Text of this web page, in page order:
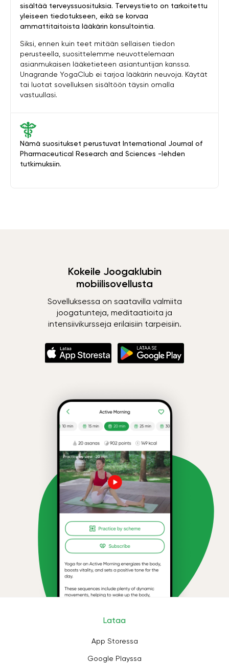
Nämä suositukset perustuvat International Journal of
Pharmaceutical Research and Sciences -lehden
tutkimuksiin.
sisältää terveyssuosituksia. Terveystieto on tarkoitettu
yleiseen tiedotukseen, eikä se korvaa
ammattitaitoista lääkärin konsultointia.
Siksi, ennen kuin teet mitään sellaisen tiedon
perusteella, suosittelemme neuvottelemaan
asianmukaisen lääketieteen asiantuntijan kanssa.
Unagrande YogaClub ei tarjoa lääkärin neuvoja. Käytät
tai luotat sovelluksen sisältöön täysin omalla
vastuullasi.
Kokeile Joogaklubin
mobiilisovellusta
Sovelluksessa on saatavilla valmiita
joogatunteja, meditaatioita ja
intensiivikursseja erilaisiin tarpeisiin.
Lataa
App Storessa
Google Playssa